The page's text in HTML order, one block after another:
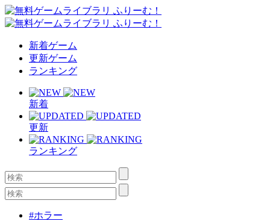
新着ゲーム
更新ゲーム
ランキング
新着
更新
ランキング
#ホラー